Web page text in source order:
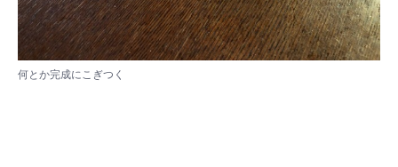
何とか完成にこぎつく